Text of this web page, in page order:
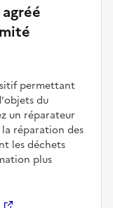
permettant
du
un réparateur
réparation des
les déchets
plus